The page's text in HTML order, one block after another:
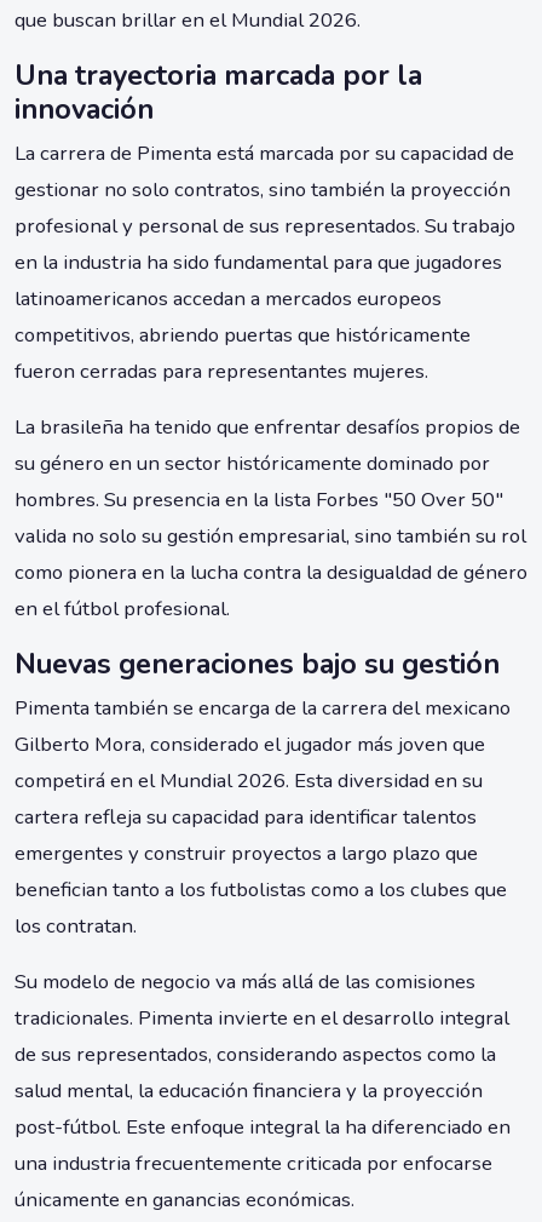
que buscan brillar en el Mundial 2026.
Una trayectoria marcada por la
innovación
La carrera de Pimenta está marcada por su capacidad de
gestionar no solo contratos, sino también la proyección
profesional y personal de sus representados. Su trabajo
en la industria ha sido fundamental para que jugadores
latinoamericanos accedan a mercados europeos
competitivos, abriendo puertas que históricamente
fueron cerradas para representantes mujeres.
La brasileña ha tenido que enfrentar desafíos propios de
su género en un sector históricamente dominado por
hombres. Su presencia en la lista Forbes "50 Over 50"
valida no solo su gestión empresarial, sino también su rol
como pionera en la lucha contra la desigualdad de género
en el fútbol profesional.
Nuevas generaciones bajo su gestión
Pimenta también se encarga de la carrera del mexicano
Gilberto Mora, considerado el jugador más joven que
competirá en el Mundial 2026. Esta diversidad en su
cartera refleja su capacidad para identificar talentos
emergentes y construir proyectos a largo plazo que
benefician tanto a los futbolistas como a los clubes que
los contratan.
Su modelo de negocio va más allá de las comisiones
tradicionales. Pimenta invierte en el desarrollo integral
de sus representados, considerando aspectos como la
salud mental, la educación financiera y la proyección
post-fútbol. Este enfoque integral la ha diferenciado en
una industria frecuentemente criticada por enfocarse
únicamente en ganancias económicas.